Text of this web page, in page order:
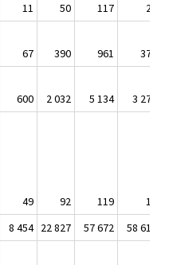
11 50 117
27
67 390 961
377
600 2 032 5 134
3 279
49 92 119
18
8 454 22 827 57 672 58 612